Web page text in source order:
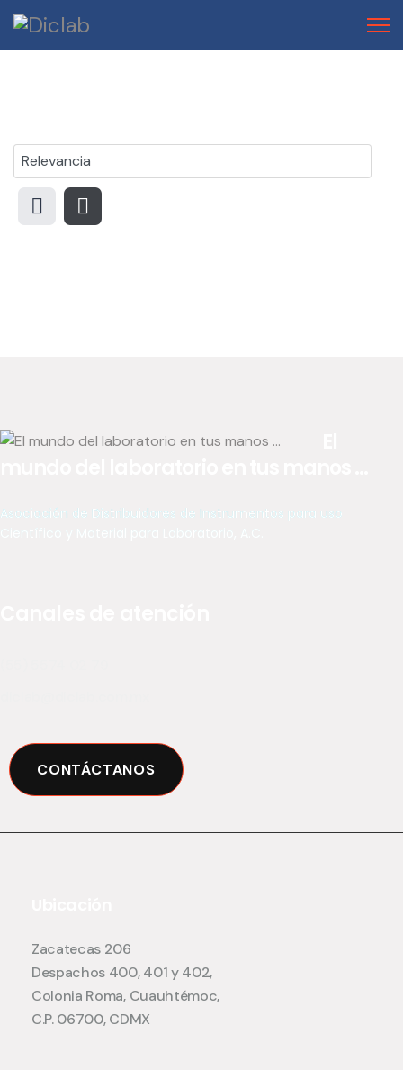
Asociación de Distribuidores de Instrumentos para uso
CONTÁCTANOS
Zacatecas 206
Despachos 400, 401 y 402,
Colonia Roma, Cuauhtémoc,
C.P. 06700, CDMX